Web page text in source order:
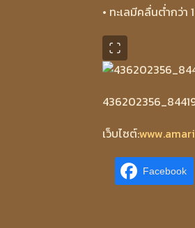
• ทะเลมีคลื่นต่ำกว่า
เว็บไซต์:
Facebook